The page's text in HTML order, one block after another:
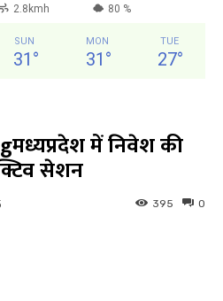
2.8kmh 80 %
SUN
31 °
MON
31 °
TUE
27°
में निवेश की
सेशन
0
395